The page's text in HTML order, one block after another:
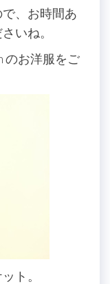
、お時間あ
いね。
のお洋服をご
ト。